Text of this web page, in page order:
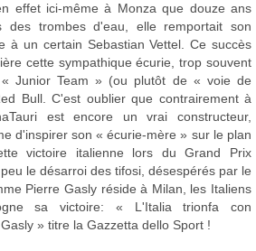
effet ici-même à Monza que douze ans
trombes d'eau, elle remportait son
à un certain Sebastian Vettel. Ce succès
cette sympathique écurie, trop souvent
Junior Team » (ou plutôt de « voie de
Bull. C'est oublier que contrairement à
est encore un vrai constructeur,
d'inspirer son « écurie-mère » sur le plan
victoire italienne lors du Grand Prix
le désarroi des tifosi, désespérés par le
Pierre Gasly réside à Milan, les Italiens
sa victoire: « L'Italia trionfa con
» titre la Gazzetta dello Sport !